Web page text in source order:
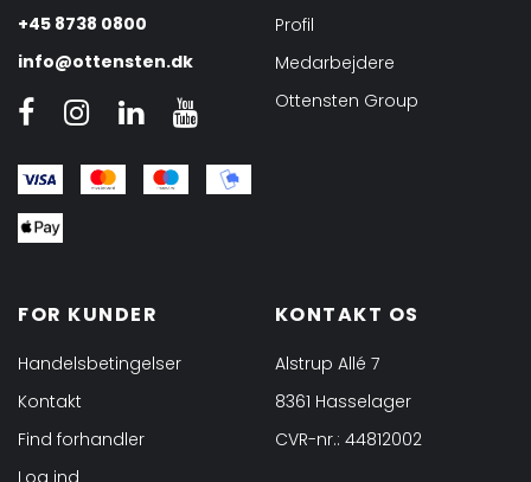
+45 8738 0800
info@ottensten.dk
Profil
Medarbejdere
Ottensten Group
FOR KUNDER
Handelsbetingelser
Kontakt
Find forhandler
Log ind
KONTAKT OS
Alstrup Allé 7
8361 Hasselager
CVR-nr.: 44812002